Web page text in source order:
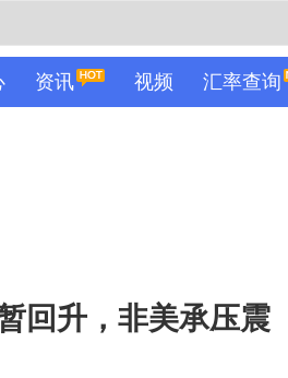
资讯 视频 汇率查询
回升，非美承压震